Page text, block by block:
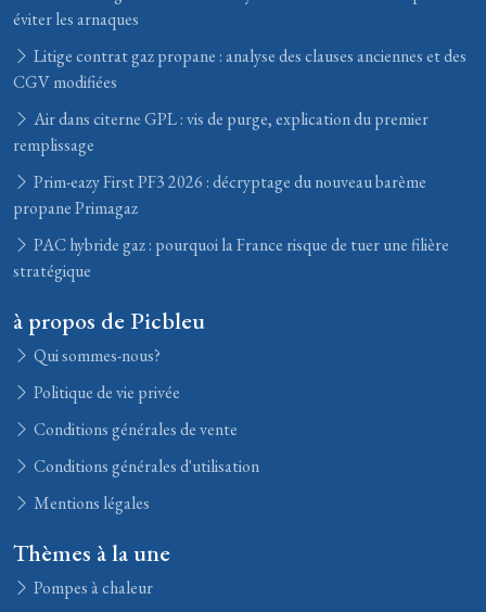
éviter les arnaques
Litige contrat gaz propane : analyse des clauses anciennes et des
CGV modifiées
Air dans citerne GPL : vis de purge, explication du premier
remplissage
Prim-eazy First PF3 2026 : décryptage du nouveau barème
propane Primagaz
PAC hybride gaz : pourquoi la France risque de tuer une filière
stratégique
à propos de Picbleu
Qui sommes-nous?
Politique de vie privée
Conditions générales de vente
Conditions générales d'utilisation
Mentions légales
Thèmes à la une
Pompes à chaleur